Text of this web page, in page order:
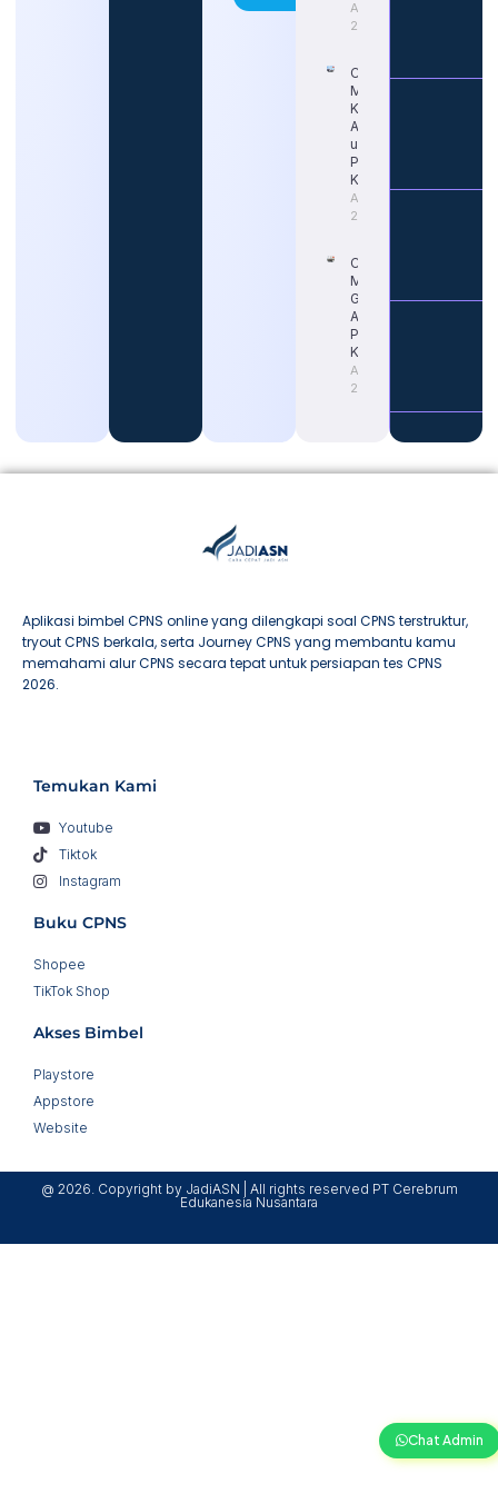
August 5,
2026
Cara Tepat
Mengetahui
Kapan Gaji
ASN Naik
untuk
Persiapan
Karier
August 4,
2026
Cara
Memahami
Gaji Guru
ASN untuk
Persiapan
Karier
August 4,
2026
Aplikasi bimbel CPNS online yang dilengkapi soal CPNS terstruktur,
tryout CPNS berkala, serta Journey CPNS yang membantu kamu
memahami alur CPNS secara tepat untuk persiapan tes CPNS
2026.
Temukan Kami
Youtube
Tiktok
Instagram
Buku CPNS
Shopee
TikTok Shop
Akses Bimbel
Playstore
Appstore
Website
@ 2026. Copyright by JadiASN | All rights reserved PT Cerebrum
Edukanesia Nusantara
Chat Admin